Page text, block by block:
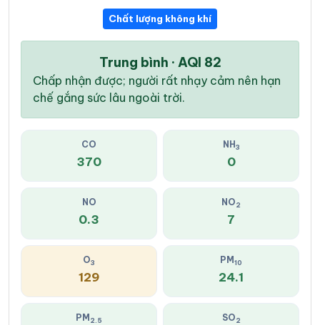
Chất lượng không khí
Trung bình · AQI 82
Chấp nhận được; người rất nhạy cảm nên hạn
chế gắng sức lâu ngoài trời.
CO
370
NH 3
0
NO
0.3
NO2
7
O3
129
PM 10
24.1
PM 2.5 SO2